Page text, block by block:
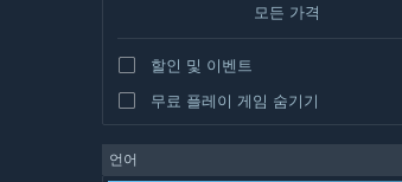
모든 가격
할인 및 이벤트
무료 플레이 게임 숨기기
언어